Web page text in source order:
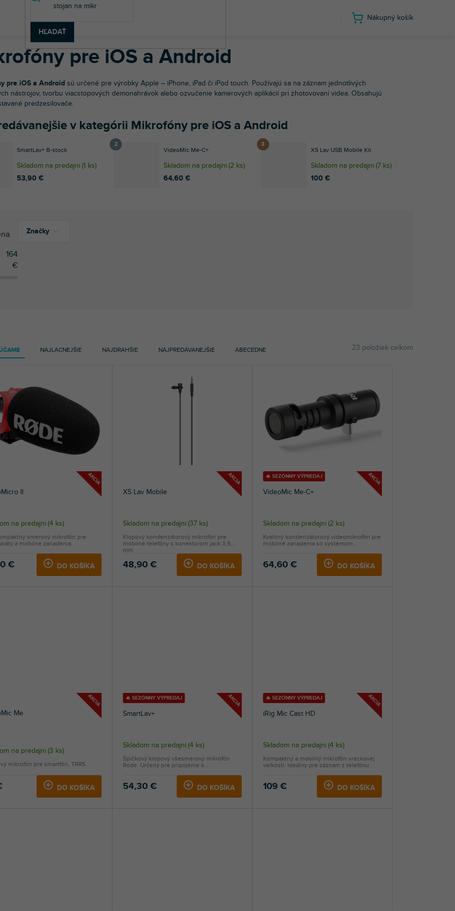
HĽADAŤ
Nákupný košík
Mikrofóny
pre iOS a Android
pre iOS a Android sú určené pre výrobky Apple – iPhone, iPad či iPod touch. Používajú sa na záznam jednotlivých
nástrojov, tvorbu viacstopových demonahrávok alebo ozvučenie kamerových aplikácií pri zhotovovaní videa. Obsahujú
predzesilovače.
v kategórii Mikrofóny pre iOS a Android
SmartLav+ B-stock
Skladom na predajni (1 ks)
53,90 €
VideoMic Me-C+
Skladom na predajni (2 ks)
64,60 €
XS Lav USB Mobile Kit
Skladom na predajni (7 ks)
100 €
NAJLACNEJŠIE NAJDRAHŠIE NAJPREDÁVANEJŠIE ABECEDNE 23 položiek celkom
164
€
Značky
AKCIA
II
na predajni (4 ks)
€ DO KOŠÍKA
smerový mikrofón pre
a mobilné zariadenia.
AKCIA
XS Lav Mobile
Skladom na predajni (37 ks)
48,90 € DO KOŠÍKA
Klopový kondenzátorový mikrofón pre
mobilné telefóny s konektorom jack 3,5
mm.
AKCIA
🔥 SEZÓNNY VÝPREDAJ
VideoMic Me-C+
Skladom na predajni (2 ks)
64,60 € DO KOŠÍKA
Kvalitný kondenzátorový videomikrofón pre
mobilné zariadenia so systémom...
AKCIA
Me
na predajni (3 ks)
DO KOŠÍKA
mikrofón pre smartfón, TRRS.
AKCIA
🔥 SEZÓNNY VÝPREDAJ
SmartLav+
Skladom na predajni (4 ks)
54,30 € DO KOŠÍKA
Špičkový klopový všesmerový mikrofón
Rode. Určený pre pripojenie k...
AKCIA
🔥 SEZÓNNY VÝPREDAJ
iRig Mic Cast HD
Skladom na predajni (4 ks)
109 € DO KOŠÍKA
Kompaktný a mobilný mikrofón vreckovej
veľkosti. Ideálny pre záznam z telefónu.